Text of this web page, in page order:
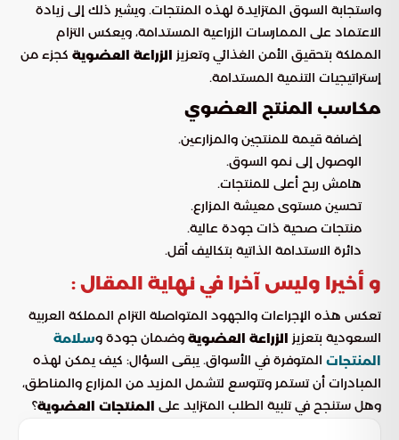
واستجابة السوق المتزايدة لهذه المنتجات. ويشير ذلك إلى زيادة
الاعتماد على الممارسات الزراعية المستدامة، ويعكس التزام
المملكة بتحقيق الأمن الغذائي وتعزيز الزراعة العضوية كجزء من
إستراتيجيات التنمية المستدامة.
مكاسب المنتج العضوي
إضافة قيمة للمنتجين والمزارعين.
الوصول إلى نمو السوق.
هامش ربح أعلى للمنتجات.
تحسين مستوى معيشة المزارع.
منتجات صحية ذات جودة عالية.
دائرة الاستدامة الذاتية بتكاليف أقل.
و أخيرا وليس آخرا في نهاية المقال :
تعكس هذه الإجراءات والجهود المتواصلة التزام المملكة العربية
السعودية بتعزيز الزراعة العضوية وضمان جودة وسلامة
المنتجات المتوفرة في الأسواق. يبقى السؤال: كيف يمكن لهذه
المبادرات أن تستمر وتتوسع لتشمل المزيد من المزارع والمناطق،
وهل ستنجح في تلبية الطلب المتزايد على المنتجات العضوية؟